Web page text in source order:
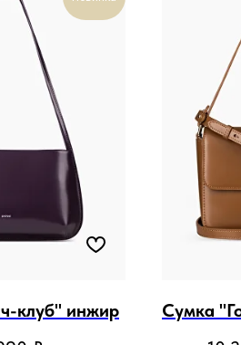
клуб" инжир
Сумка